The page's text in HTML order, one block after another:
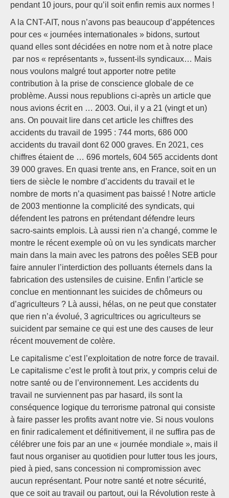
pendant 10 jours, pour qu’il soit enfin remis aux normes !
A la CNT-AIT, nous n’avons pas beaucoup d’appétences
pour ces « journées internationales » bidons, surtout
quand elles sont décidées en notre nom et à notre place
par nos « représentants », fussent-ils syndicaux… Mais
nous voulons malgré tout apporter notre petite
contribution à la prise de conscience globale de ce
problème. Aussi nous republions ci-après un article que
nous avions écrit en … 2003. Oui, il y a 21 (vingt et un)
ans. On pouvait lire dans cet article les chiffres des
accidents du travail de 1995 : 744 morts, 686 000
accidents du travail dont 62 000 graves. En 2021, ces
chiffres étaient de … 696 mortels, 604 565 accidents dont
39 000 graves. En quasi trente ans, en France, soit en un
tiers de siècle le nombre d’accidents du travail et le
nombre de morts n’a quasiment pas baissé ! Notre article
de 2003 mentionne la complicité des syndicats, qui
défendent les patrons en prétendant défendre leurs
sacro-saints emplois. Là aussi rien n’a changé, comme le
montre le récent exemple où on vu les syndicats marcher
main dans la main avec les patrons des poêles SEB pour
faire annuler l’interdiction des polluants éternels dans la
fabrication des ustensiles de cuisine. Enfin l’article se
conclue en mentionnant les suicides de chômeurs ou
d’agriculteurs ? Là aussi, hélas, on ne peut que constater
que rien n’a évolué, 3 agricultrices ou agriculteurs se
suicident par semaine ce qui est une des causes de leur
récent mouvement de colère.
Le capitalisme c’est l’exploitation de notre force de travail.
Le capitalisme c’est le profit à tout prix, y compris celui de
notre santé ou de l’environnement. Les accidents du
travail ne surviennent pas par hasard, ils sont la
conséquence logique du terrorisme patronal qui consiste
à faire passer les profits avant notre vie. Si nous voulons
en finir radicalement et définitivement, il ne suffira pas de
célébrer une fois par an une « journée mondiale », mais il
faut nous organiser au quotidien pour lutter tous les jours,
pied à pied, sans concession ni compromission avec
aucun représentant. Pour notre santé et notre sécurité,
que ce soit au travail ou partout, oui la Révolution reste à